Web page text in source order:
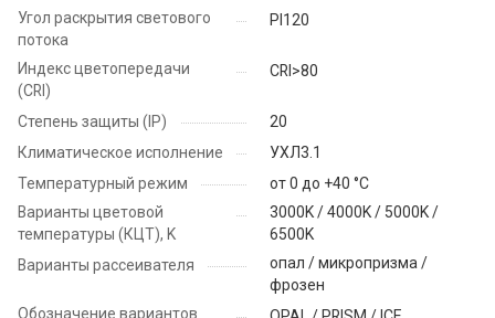
Угол раскрытия светового
потока
PI120
Индекс цветопередачи
(CRI)
CRI>80
Степень защиты (IP)
20
Климатическое исполнение
УХЛ3.1
Температурный режим
от 0 до +40 °C
Варианты цветовой
температуры (КЦТ), K
3000K / 4000K / 5000K /
6500K
Варианты рассеивателя
опал / микропризма /
фрозен
Обозначение вариантов